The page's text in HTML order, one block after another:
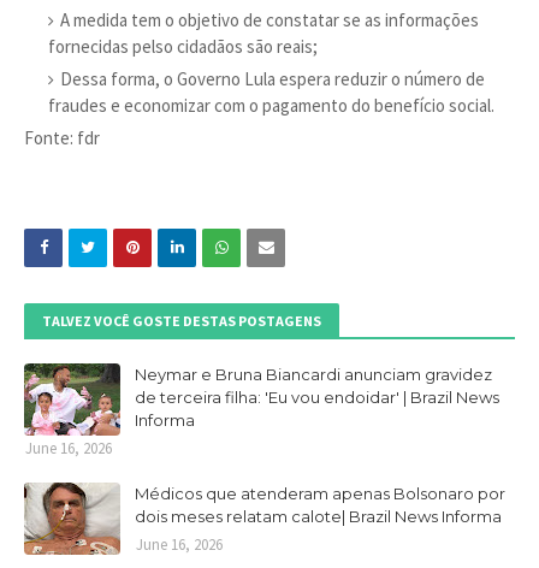
A medida tem o objetivo de constatar se as informações
fornecidas pelso cidadãos são reais;
Dessa forma, o Governo Lula espera reduzir o número de
fraudes e economizar com o pagamento do benefício social.
Fonte: fdr
TALVEZ VOCÊ GOSTE DESTAS POSTAGENS
Neymar e Bruna Biancardi anunciam gravidez
de terceira filha: 'Eu vou endoidar' | Brazil News
Informa
June 16, 2026
Médicos que atenderam apenas Bolsonaro por
dois meses relatam calote| Brazil News Informa
June 16, 2026